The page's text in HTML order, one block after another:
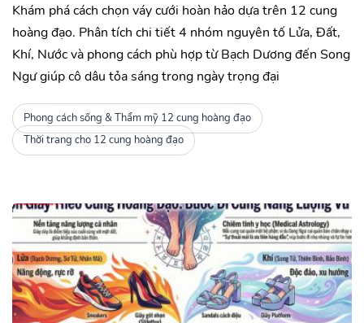
Khám phá cách chọn váy cưới hoàn hảo dựa trên 12 cung
hoàng đạo. Phân tích chi tiết 4 nhóm nguyên tố Lửa, Đất,
Khí, Nước và phong cách phù hợp từ Bạch Dương đến Song
Ngư giúp cô dâu tỏa sáng trong ngày trọng đại
Phong cách sống & Thẩm mỹ 12 cung hoàng đạo
Thời trang cho 12 cung hoàng đạo